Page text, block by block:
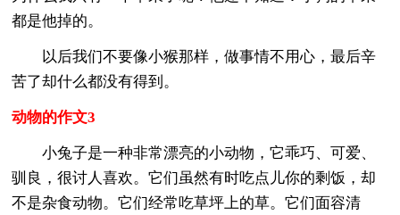
都是他掉的。
以后我们不要像小猴那样，做事情不用心，最后辛
苦了却什么都没有得到。
动物的作文3
小兔子是一种非常漂亮的小动物，它乖巧、可爱、
驯良，很讨人喜欢。它们虽然有时吃点儿你的剩饭，却
不是杂食动物。它们经常吃草坪上的草。它们面容清